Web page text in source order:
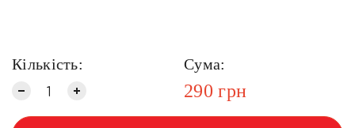
Кількість: Сума:
290 грн